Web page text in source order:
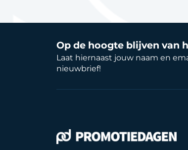
Op de hoogte blijven van
Laat hiernaast jouw naam en
nieuwbrief!